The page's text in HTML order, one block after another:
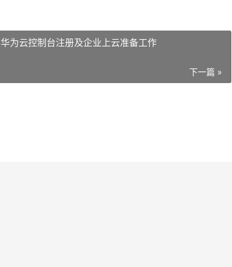
华为云控制台注册及企业上云准备工作
下一篇 »